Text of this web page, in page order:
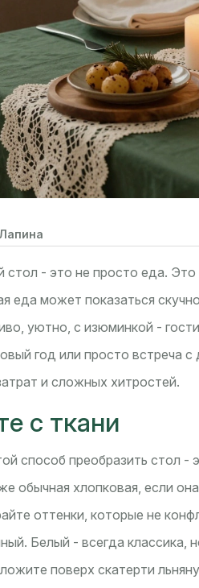
стол - это не просто еда.
еда может показаться
уютно, с изюминкой -
год или просто встреча с
и сложных хитростей.
с ткани
способ преобразить стол -
обычная хлопковая, если
оттенки, которые не
Белый - всегда классика,
поверх скатерти